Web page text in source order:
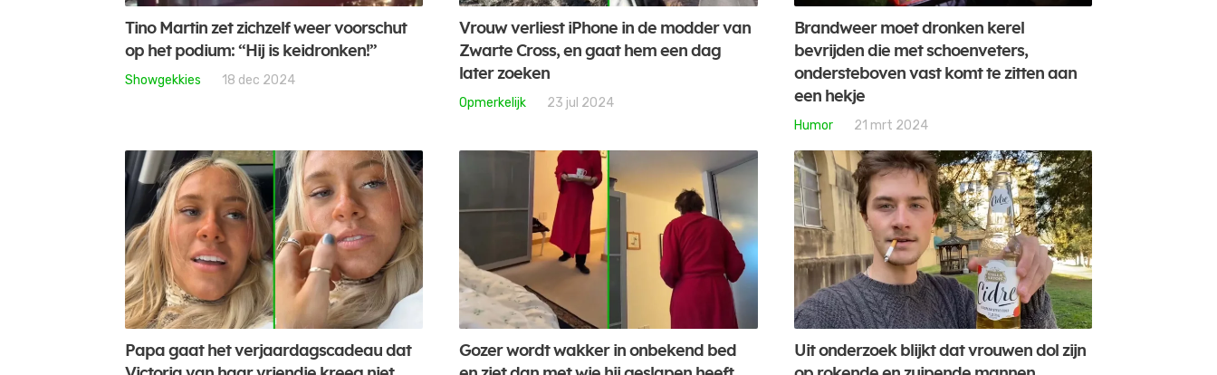
Tino Martin zet zichzelf weer voorschut
op het podium: “Hij is keidronken!”
Showgekkies 18 dec 2024
Vrouw verliest iPhone in de modder van
Zwarte Cross, en gaat hem een dag
later zoeken
Opmerkelijk 23 jul 2024
Brandweer moet dronken kerel
bevrijden die met schoenveters,
ondersteboven vast komt te zitten aan
een hekje
Humor 21 mrt 2024
Papa gaat het verjaardagscadeau dat
Gozer wordt wakker in onbekend bed
Uit onderzoek blijkt dat vrouwen dol zijn